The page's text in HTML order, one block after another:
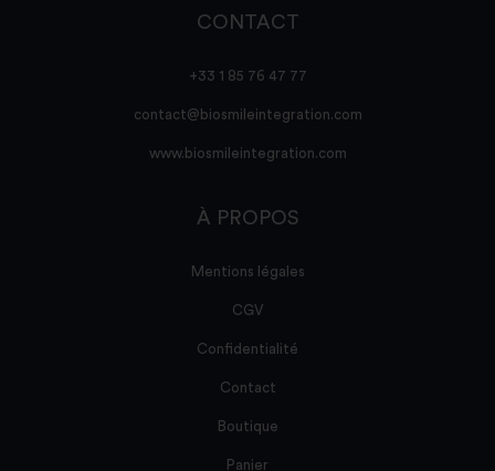
CONTACT
+33 1 85 76 47 77
contact@biosmileintegration.com
www.biosmileintegration.com
À PROPOS
Mentions légales
CGV
Confidentialité
Contact
Boutique
Panier